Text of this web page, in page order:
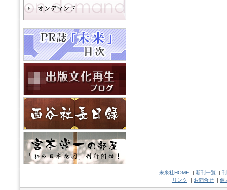
未來社HOME | 新刊一覧 |
リンク
| お問合せ | 個